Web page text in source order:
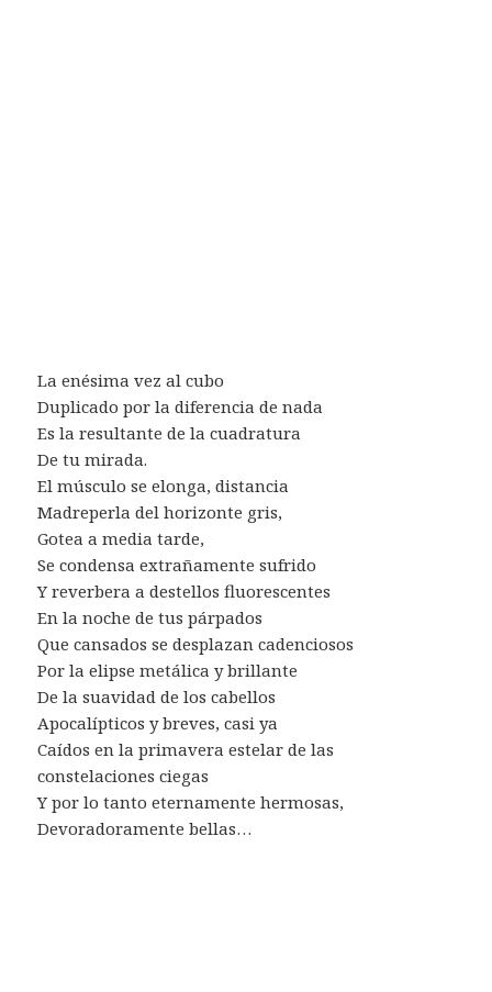
La enésima vez al cubo
Duplicado por la diferencia de nada
Es la resultante de la cuadratura
De tu mirada.
El músculo se elonga, distancia
Madreperla del horizonte gris,
Gotea a media tarde,
Se condensa extrañamente sufrido
Y reverbera a destellos fluorescentes
En la noche de tus párpados
Que cansados se desplazan cadenciosos
Por la elipse metálica y brillante
De la suavidad de los cabellos
Apocalípticos y breves, casi ya
Caídos en la primavera estelar de las
constelaciones ciegas
Y por lo tanto eternamente hermosas,
Devoradoramente bellas…